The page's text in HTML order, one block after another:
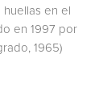
en el
en 1997 por
1965)